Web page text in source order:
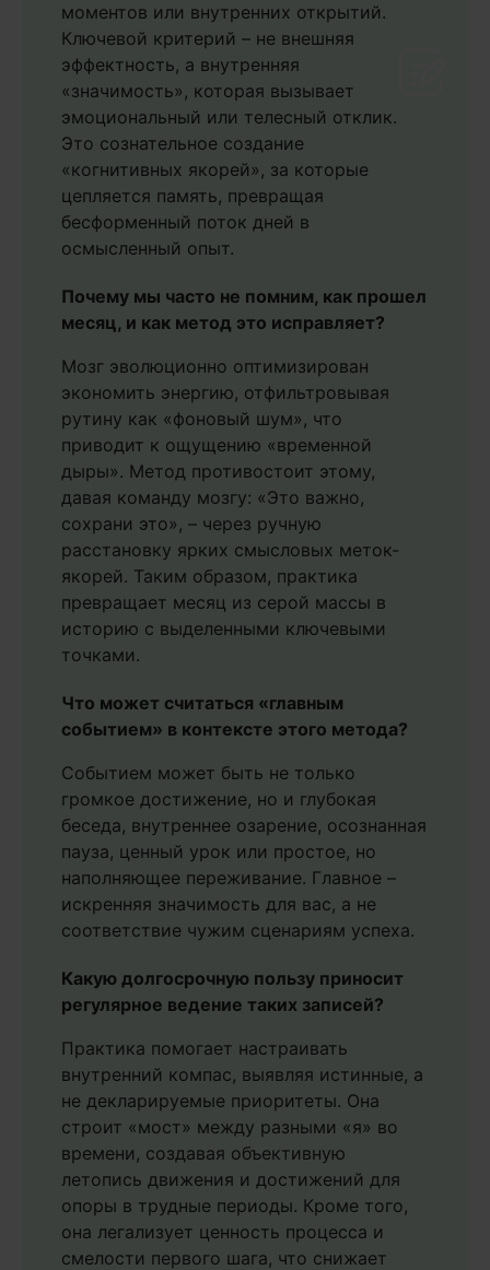
моментов или внутренних открытий.
Ключевой критерий – не внешняя
эффектность, а внутренняя
«значимость», которая вызывает
эмоциональный или телесный отклик.
Это сознательное создание
«когнитивных якорей», за которые
цепляется память, превращая
бесформенный поток дней в
осмысленный опыт.
Почему мы часто не помним, как прошел
месяц, и как метод это исправляет?
Мозг эволюционно оптимизирован
экономить энергию, отфильтровывая
рутину как «фоновый шум», что
приводит к ощущению «временной
дыры». Метод противостоит этому,
давая команду мозгу: «Это важно,
сохрани это», – через ручную
расстановку ярких смысловых меток-
якорей. Таким образом, практика
превращает месяц из серой массы в
историю с выделенными ключевыми
точками.
Что может считаться «главным
событием» в контексте этого метода?
Событием может быть не только
громкое достижение, но и глубокая
беседа, внутреннее озарение, осознанная
пауза, ценный урок или простое, но
наполняющее переживание. Главное –
искренняя значимость для вас, а не
соответствие чужим сценариям успеха.
Какую долгосрочную пользу приносит
регулярное ведение таких записей?
Практика помогает настраивать
внутренний компас, выявляя истинные, а
не декларируемые приоритеты. Она
строит «мост» между разными «я» во
времени, создавая объективную
летопись движения и достижений для
опоры в трудные периоды. Кроме того,
она легализует ценность процесса и
смелости первого шага, что снижает